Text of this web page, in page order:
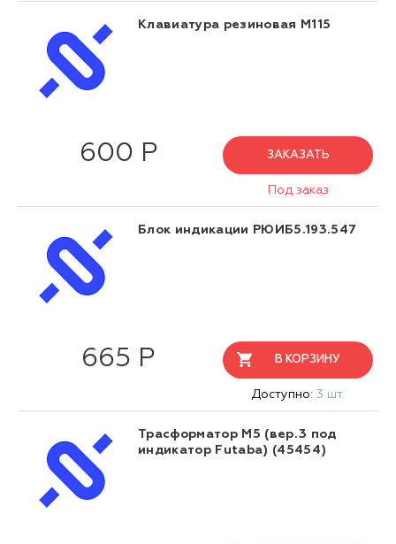
Клавиатура резиновая М115
600 Р ЗАКАЗАТЬ
Под заказ
Блок индикации РЮИБ5.193.547
665 Р В КОРЗИНУ
Доступно: 3 шт.
Трасформатор М5 (вер.3 под
индикатор Futaba) (45454)